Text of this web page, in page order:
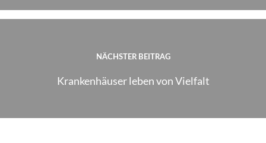
NÄCHSTER BEITRAG
Krankenhäuser leben von Vielfalt